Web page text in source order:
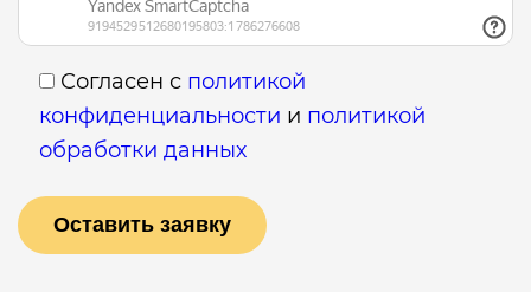
Согласен с политикой
конфиденциальности и политикой
обработки данных